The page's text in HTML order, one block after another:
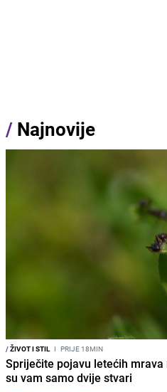
/ Najnovije
/ŽIVOT I STIL I PRIJE 18MIN
Spriječite pojavu letećih
su vam samo dvije stvari